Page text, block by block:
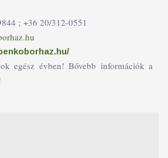
; +36 20/312-0551
egész évben! Bővebb információk a